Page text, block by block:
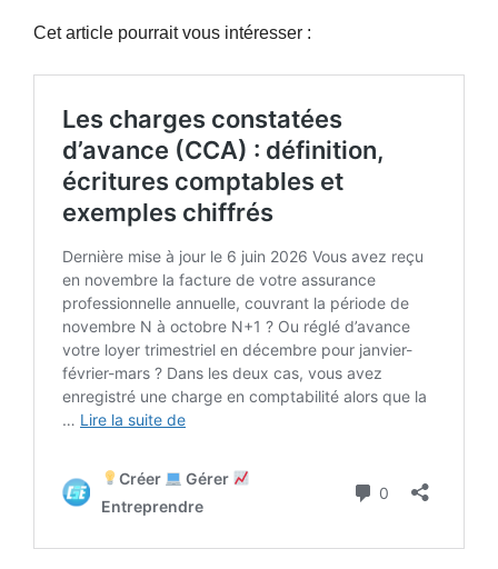
Cet article pourrait vous intéresser :